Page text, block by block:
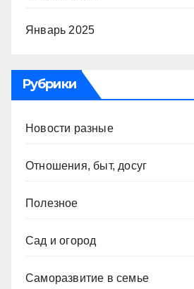
Январь 2025
Рубрики
Новости разные
Отношения, быт, досуг
Полезное
Сад и огород
Саморазвитие в семье